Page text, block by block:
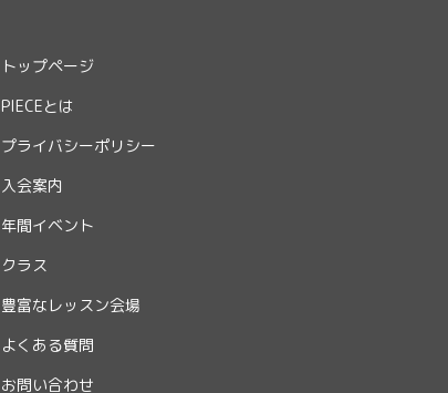
トップページ
PIECEとは
プライバシーポリシー
入会案内
年間イベント
クラス
豊富なレッスン会場
よくある質問
お問い合わせ